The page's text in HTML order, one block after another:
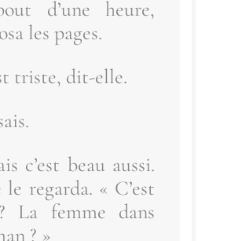
d’une heure,
les pages.
triste, dit-elle.
c’est beau aus­si.
le regar­da. « C’est
La femme dans
? »